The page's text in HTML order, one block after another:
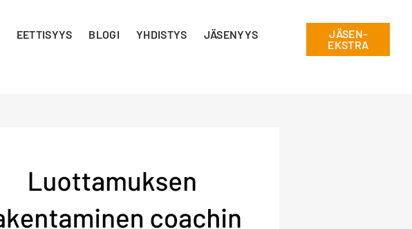
EETTISYYS BLOGI YHDISTYS
JÄSENYYS
JÄSEN-
EKSTRA